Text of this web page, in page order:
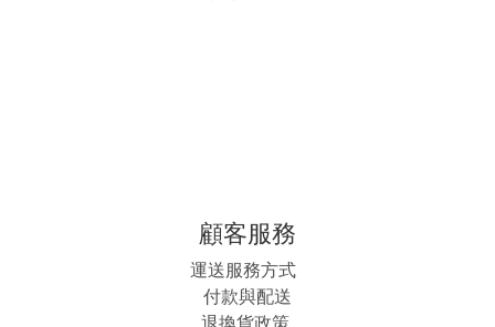
顧客服務
運送服務方式
付款與配送